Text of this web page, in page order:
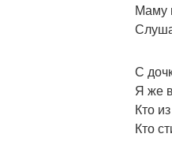
Маму
С
Я же
Кто
Кто